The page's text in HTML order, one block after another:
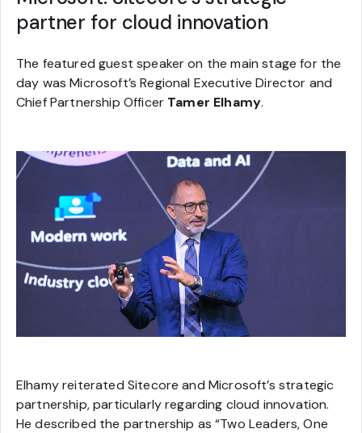
partner for cloud innovation
The featured guest speaker on the main stage for the
day was Microsoft’s Regional Executive Director and
Chief Partnership Officer Tamer Elhamy.
Elhamy reiterated Sitecore and Microsoft’s strategic
partnership, particularly regarding cloud innovation.
He described the partnership as “Two Leaders, One